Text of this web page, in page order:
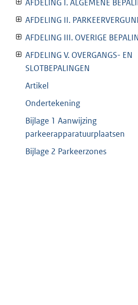
AFDELING I. ALGEMENE
AFDELING II.
AFDELING III. OVERIGE
AFDELING V. OVERGANGS- EN
SLOTBEPALINGEN
Artikel
Ondertekening
Bijlage 1 Aanwijzing
parkeerapparatuurplaatsen
Bijlage 2 Parkeerzones